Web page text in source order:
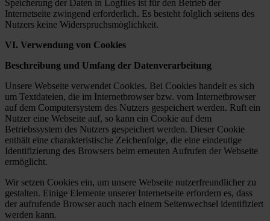
Speicherung der Daten in Logfiles ist für den Betrieb der
Internetseite zwingend erforderlich. Es besteht folglich seitens des
Nutzers keine Widerspruchsmöglichkeit.
VI. Verwendung von Cookies
Beschreibung und Umfang der Datenverarbeitung
Unsere Webseite verwendet Cookies. Bei Cookies handelt es sich
um Textdateien, die im Internetbrowser bzw. vom Internetbrowser
auf dem Computersystem des Nutzers gespeichert werden. Ruft ein
Nutzer eine Webseite auf, so kann ein Cookie auf dem
Betriebssystem des Nutzers gespeichert werden. Dieser Cookie
enthält eine charakteristische Zeichenfolge, die eine eindeutige
Identifizierung des Browsers beim erneuten Aufrufen der Webseite
ermöglicht.
Wir setzen Cookies ein, um unsere Webseite nutzerfreundlicher zu
gestalten. Einige Elemente unserer Internetseite erfordern es, dass
der aufrufende Browser auch nach einem Seitenwechsel identifiziert
werden kann.